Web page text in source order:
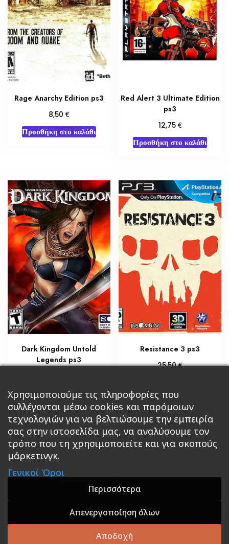
Rage Anarchy Edition ps3
8,50 €
Προσθήκη στο καλάθι
Red Alert 3 Ultimate Edition
ps3
12,75 €
Προσθήκη στο καλάθι
Dark Kingdom Untold
Legends ps3
Προσθήκη στο καλάθι
Resistance 3 ps3
25,50€
Διαβάστε περισσότερα
Κεντρική Βιβλία
Roleplaying Games Ψυχαγωγία Εκδόσεις Βάρδος
Σε Προσφορά
A theme by GradientThemes - A theme by Gradient
Themes
Χρησιμοποιούμε τις πληροφορίες που
συλλέγονται μέσω cookies και παρόμοιων
τεχνολογιών για να βελτιώσουμε την εμπειρία
σας στην ιστοσελίδα μας, να αναλύσουμε τον
τρόπο που τη χρησιμοποιείτε και για σκοπούς
μάρκετινγκ.
Γενικοί Όροι
Περισσότερα
Απενεργοποίηση όλων
Αποδοχή